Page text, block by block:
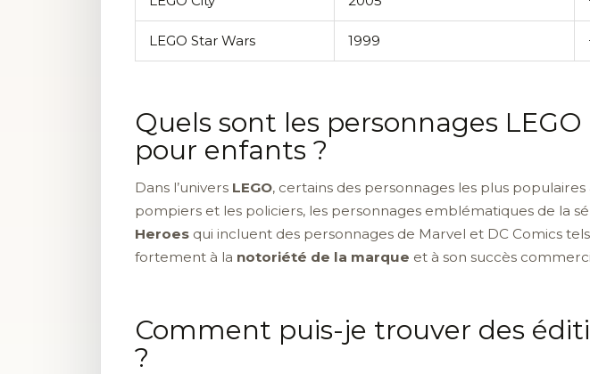
LEGO Star Wars 1999
Quels sont les personnages
pour enfants ?
Dans l’univers LEGO, certains des personnages les plus
pompiers et les policiers, les personnages emblématiques de la
Heroes qui incluent des personnages de Marvel et DC Comics
fortement à la notoriété de la marque et à son succès
Comment puis-je trouver des
?